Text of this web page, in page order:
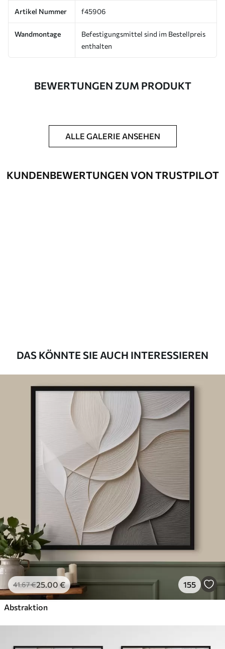
Artikel Nummer f45906
Wandmontage
Befestigungsmittel sind im Bestellpreis
enthalten
BEWERTUNGEN ZUM PRODUKT
ALLE GALERIE ANSEHEN
KUNDENBEWERTUNGEN VON TRUSTPILOT
DAS KÖNNTE SIE AUCH INTERESSIEREN
41.67€25.00 € 155
Abstraktion